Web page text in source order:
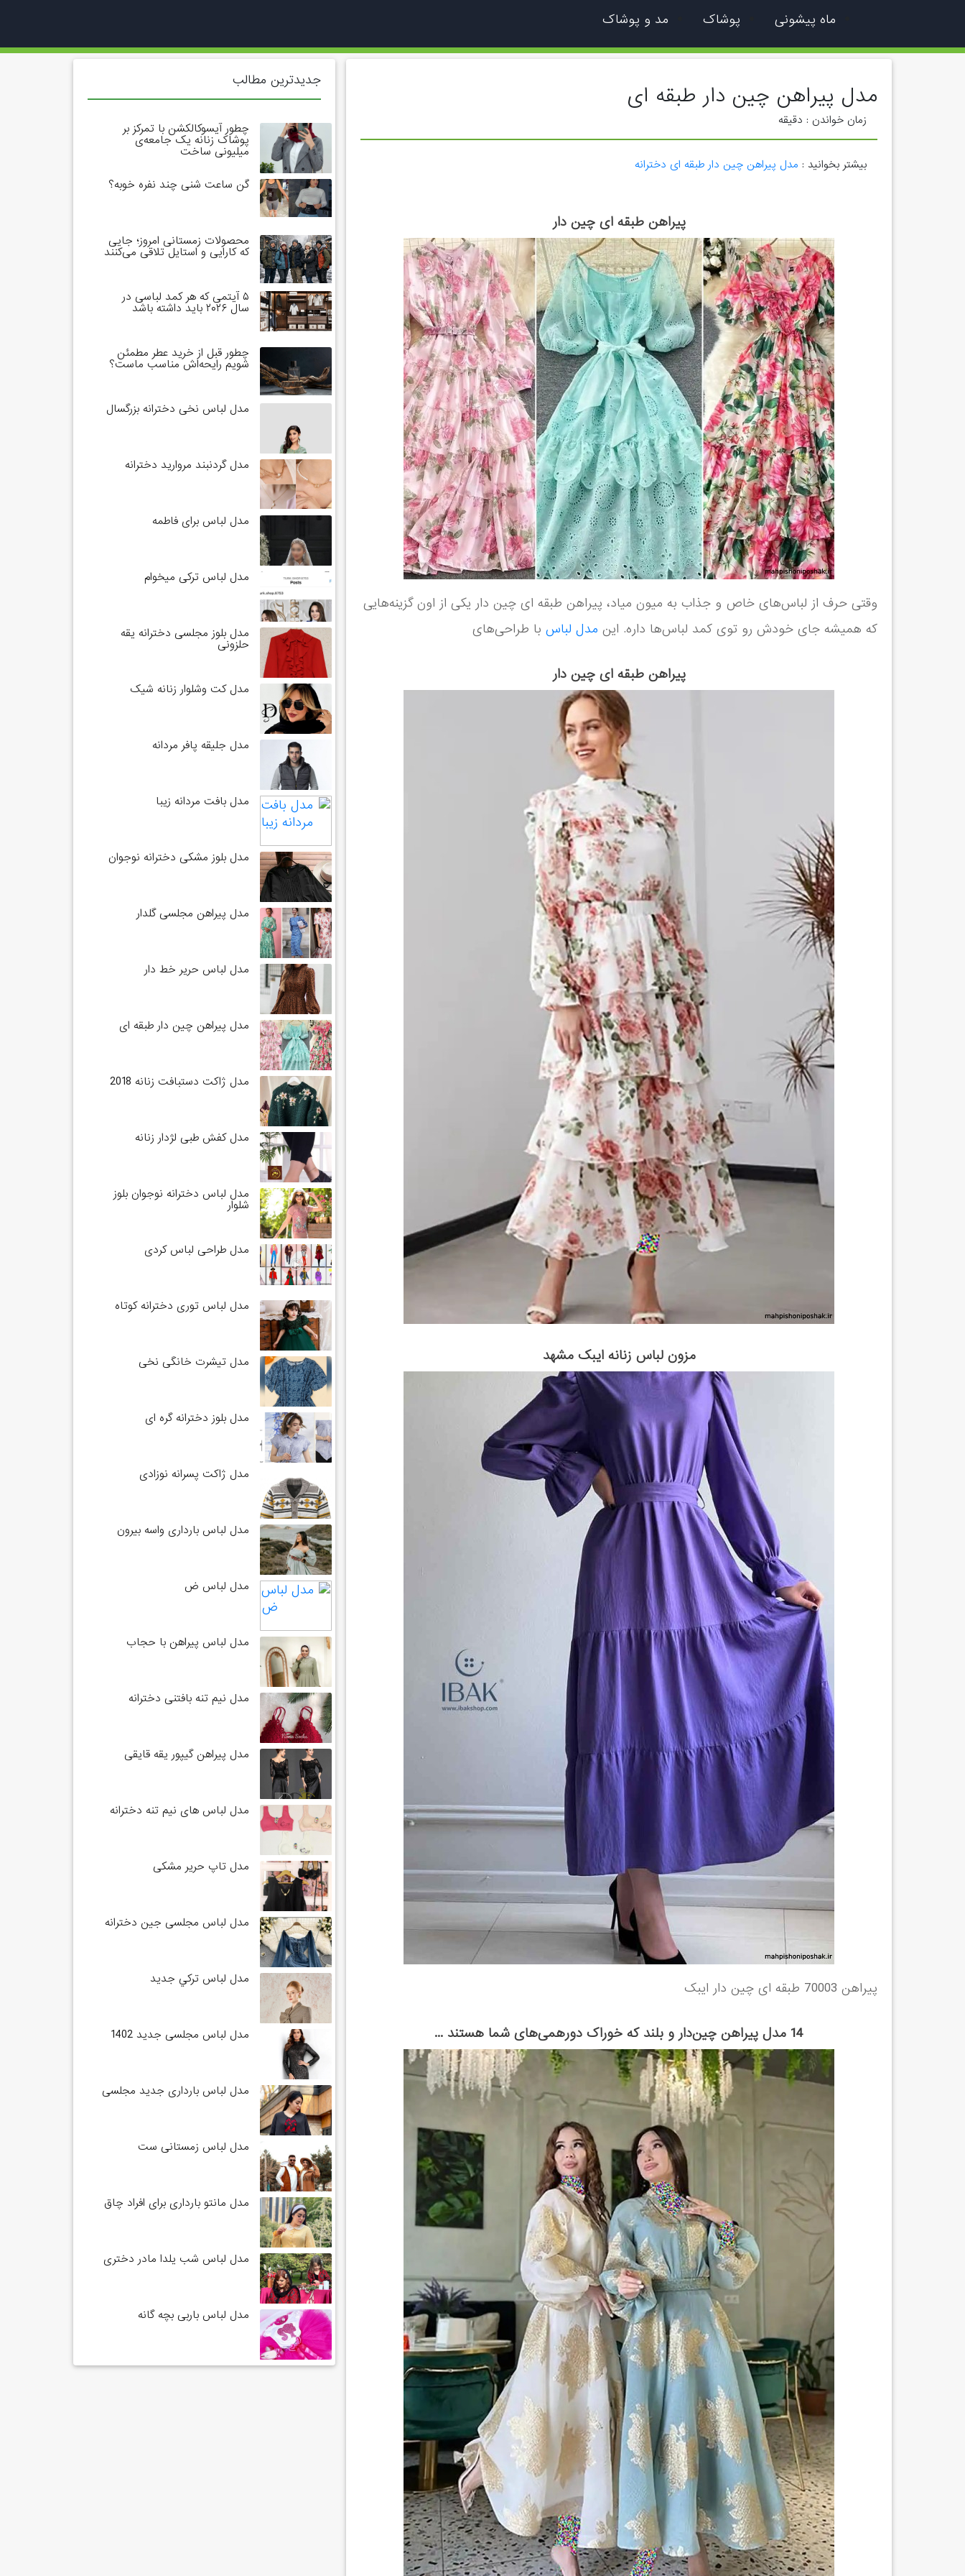
ماه پیشونی پوشاک مد و پوشاک
مدل پیراهن چین دار طبقه ای
زمان خواندن : دقیقه
بیشتر بخوانید : مدل پیراهن چین دار طبقه ای دخترانه
پیراهن طبقه ای چین دار
وقتی حرف از لباس‌های خاص و جذاب به میون میاد، پیراهن طبقه ای چین دار یکی از اون گزینه‌هایی
که همیشه جای خودش رو توی کمد لباس‌ها داره. این مدل لباس با طراحی‌های
پیراهن طبقه ای چین دار
مزون لباس زنانه ایبک مشهد
پیراهن 70003 طبقه ای چین دار ایبک
14 مدل پیراهن چین‌دار و بلند که خوراک دورهمی‌های شما هستند ...
جدیدترین مطالب
چطور آیسوکالکشن با تمرکز بر
پوشاک زنانه یک جامعه‌ی
میلیونی ساخت
گن ساعت شنی چند نفره خوبه؟
محصولات زمستانی امروز؛ جایی
که کارایی و استایل تلاقی می‌کنند
۵ آیتمی که هر کمد لباسی در
سال ۲۰۲۶ باید داشته باشد
چطور قبل از خرید عطر مطمئن
شویم رایحه‌اش مناسب ماست؟
مدل لباس نخی دخترانه بزرگسال
مدل گردنبند مروارید دخترانه
مدل لباس برای فاطمه
مدل لباس ترکی میخوام
مدل بلوز مجلسی دخترانه یقه
حلزونی
مدل کت وشلوار زنانه شیک
مدل جلیقه پافر مردانه
مدل بافت مردانه زیبا
مدل بلوز مشکی دخترانه نوجوان
مدل پیراهن مجلسی گلدار
مدل لباس حریر خط دار
مدل پیراهن چین دار طبقه ای
مدل ژاکت دستبافت زنانه 2018
مدل کفش طبی لژدار زنانه
مدل لباس دخترانه نوجوان بلوز
شلوار
مدل طراحی لباس کردی
مدل لباس توری دخترانه کوتاه
مدل تیشرت خانگی نخی
مدل بلوز دخترانه گره ای
مدل ژاکت پسرانه نوزادی
مدل لباس بارداری واسه بیرون
مدل لباس ض
مدل لباس پیراهن با حجاب
مدل نیم تنه بافتنی دخترانه
مدل پیراهن گیپور یقه قایقی
مدل لباس های نیم تنه دخترانه
مدل تاپ حریر مشکی
مدل لباس مجلسی جین دخترانه
مدل لباس تركي جديد
مدل لباس مجلسی جدید 1402
مدل لباس بارداری جدید مجلسی
مدل لباس زمستانی ست
مدل مانتو بارداری برای افراد چاق
مدل لباس شب یلدا مادر دختری
مدل لباس باربی بچه گانه